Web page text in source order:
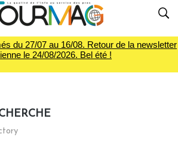
du 27/07 au 16/08. Retour de la newsletter
le 24/08/2026. Bel été !